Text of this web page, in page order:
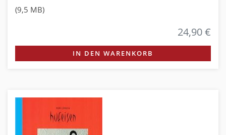
(9,5 MB)
24,90 €
IN DEN WARENKORB